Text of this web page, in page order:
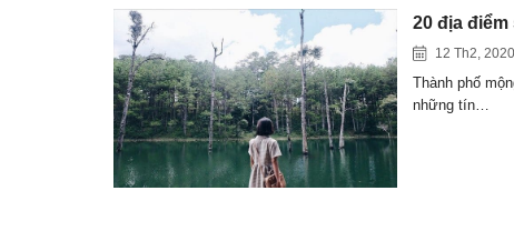
20 địa
12 Th2, 2020
Thành phố
những tín…